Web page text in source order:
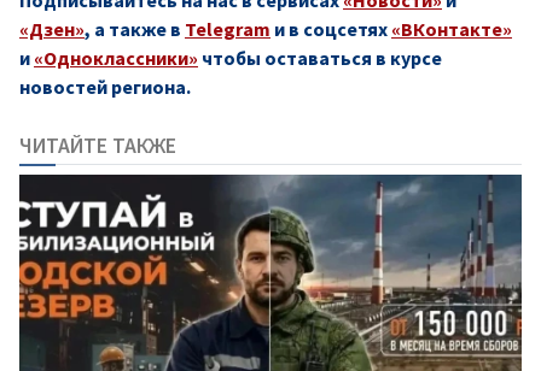
«Дзен», а также в Telegram и в соцсетях «ВКонтакте»
и «Одноклассники» чтобы оставаться в курсе
новостей региона.
ЧИТАЙТЕ ТАКЖЕ